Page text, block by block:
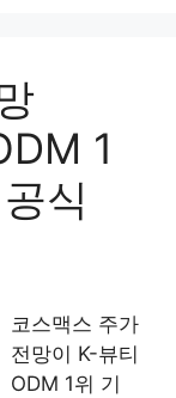
1
식
코스맥스 주가
전망이 K-뷰티
ODM 1위 기